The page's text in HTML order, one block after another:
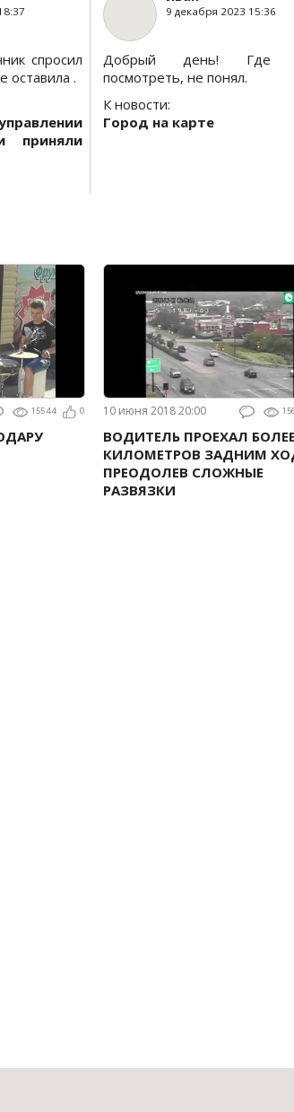
спросил
оставила .
приняли
9 декабря 2023 15:36
Добрый день! Где
посмотреть, не понял.
К новости:
Город на карте
15544 0 10 июня 2018 20:00
ВОДИТЕЛЬ ПРОЕХАЛ
КИЛОМЕТРОВ ЗАДНИМ
ПРЕОДОЛЕВ СЛОЖНЫЕ
РАЗВЯЗКИ